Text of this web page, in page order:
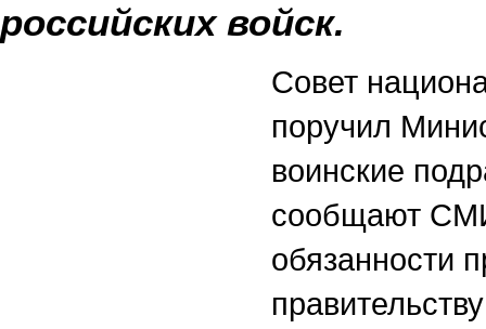
российских войск.
Совет
поручил
воинские
сообщают
обязанности